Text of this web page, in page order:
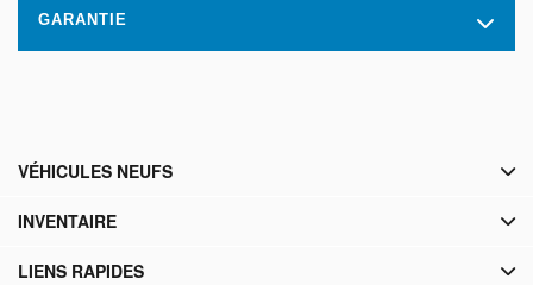
GARANTIE
VÉHICULES NEUFS
INVENTAIRE
LIENS RAPIDES